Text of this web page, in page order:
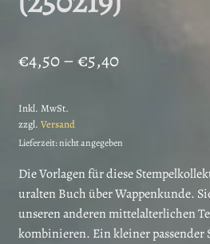
€4,50–€5,40Preisspanne:
€5,40
Inkl. MwSt.
zzgl. Versand
Lieferzeit: nicht angegeben
Die Vorlagen für diese
uralten Buch über Wappenkunde.
unseren anderen mittelalterlichen
kombinieren. Ein kleiner passender